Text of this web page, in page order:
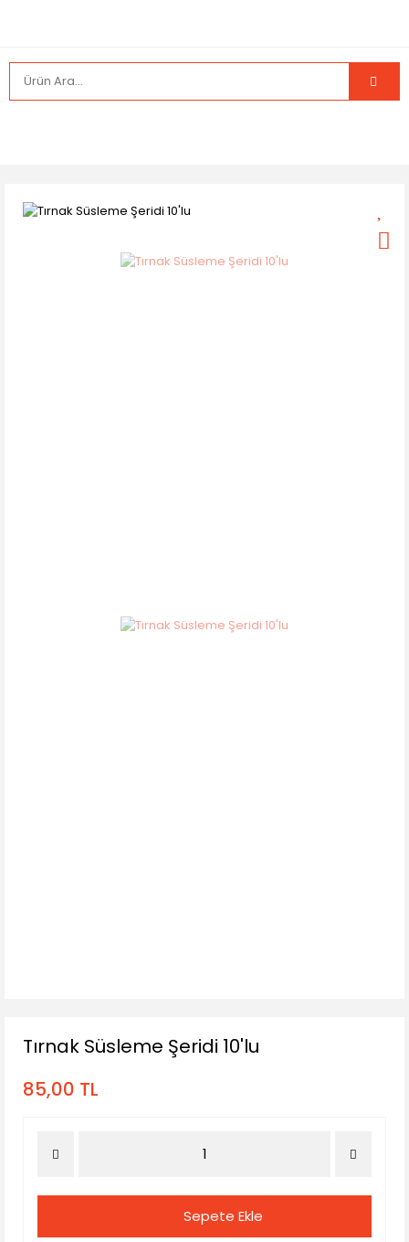
Tırnak Süsleme Şeridi 10'lu
85,00 TL
Sepete Ekle